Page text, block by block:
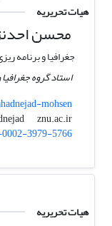
هیات تحریریه
محسن
جغرافیا و برنامه
استاد گروه
mohsen
ahadnejad
znu.ac.ir
3979-5766
هیات تحریریه